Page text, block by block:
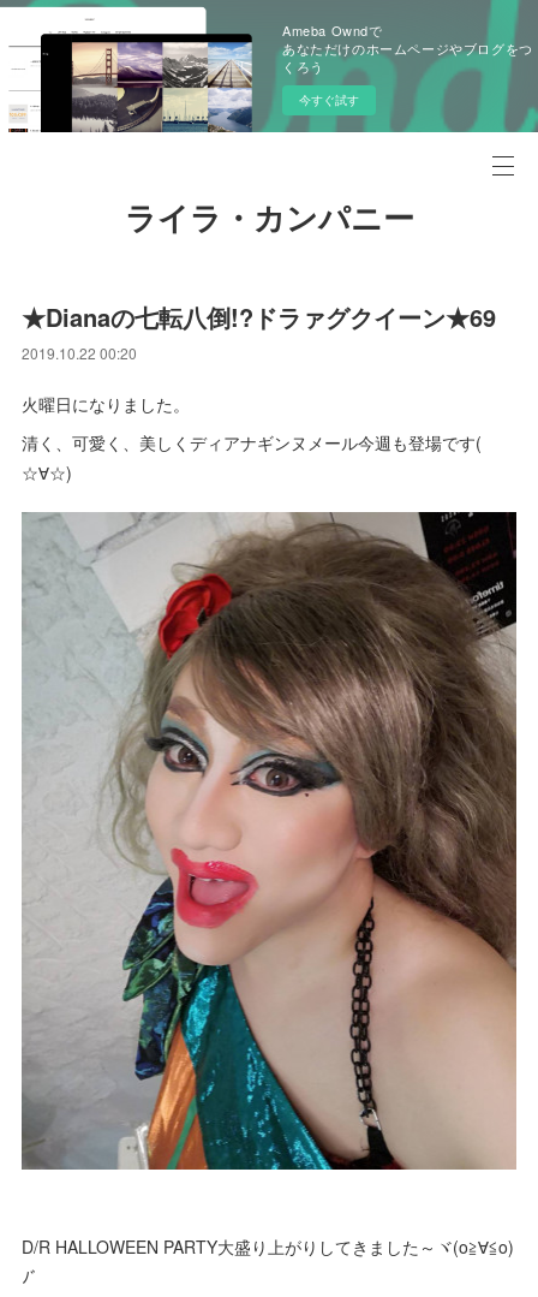
Ameba Owndで
あなただけのホームページやブログをつ
くろう
今すぐ試す
ライラ・カンパニー
★Dianaの七転八倒!?ドラァグクイーン★69
2019.10.22 00:20
火曜日になりました。
清く、可愛く、美しくディアナギンヌメール今週も登場です(
☆∀☆)
D/R HALLOWEEN PARTY大盛り上がりしてきました～ヾ(o≧∀≦o)
ﾉﾞ